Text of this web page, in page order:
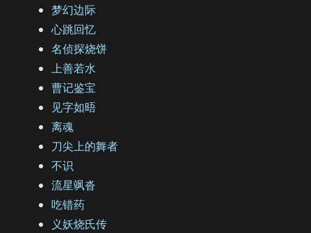
梦幻边际
心跳回忆
名侦探烧饼
上善若水
曹记鉴宝
见字如晤
离魂
刀尖上的舞者
不识
流星飒沓
吃错药
义妖烧氏传